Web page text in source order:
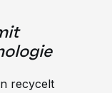
recycelt